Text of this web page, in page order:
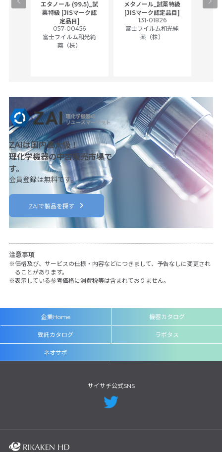
エタノール (99.5)_試
薬特級 [JISマーク認
定品目]
057-00456
富士フイルム和光純
薬（株）
メタノール_試薬特級
[JISマーク認定品目]
131-01826
富士フイルム和光純
薬（株）
ア
ZAIは国内最大級！
理化学機器の中古販売市場で
す。
会員登録は無料です。
ZAIで製品を探す
注意事項
価格及び、サービスの仕様・内容などにつきまして、予告なしに変更され
ることがあります。
表示している参考価格に消費税等は含まれておりません。
企業Home 機器カタログ
受託カタログ ラボタス
ネオサポ
サイサチ公式SNS